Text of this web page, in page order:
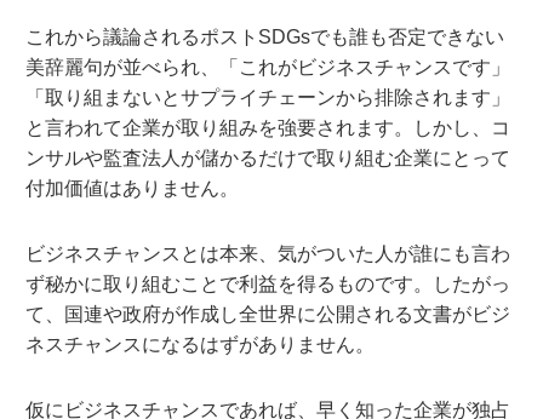
これから議論されるポストSDGsでも誰も否定できない
美辞麗句が並べられ、「これがビジネスチャンスです」
「取り組まないとサプライチェーンから排除されます」
と言われて企業が取り組みを強要されます。しかし、コ
ンサルや監査法人が儲かるだけで取り組む企業にとって
付加価値はありません。
ビジネスチャンスとは本来、気がついた人が誰にも言わ
ず秘かに取り組むことで利益を得るものです。したがっ
て、国連や政府が作成し全世界に公開される文書がビジ
ネスチャンスになるはずがありません。
仮にビジネスチャンスであれば、早く知った企業が独占